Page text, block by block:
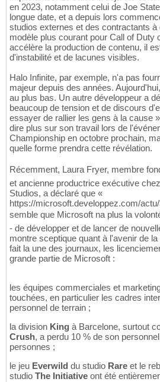
en 2023, notamment celui de Joe
longue date, et a depuis lors
studios externes et des contractants
modèle plus courant pour Call of Duty
accélère la production de contenu, il
d'instabilité et de lacunes visibles.
Halo Infinite, par exemple, n'a pas
majeur depuis des années.
au plus bas. Un autre développeur a
beaucoup de tension et de discours
essayer de rallier les gens à la cause
dire plus sur son travail lors de
Championship en octobre prochain,
quelle forme prendra cette révélation.
Récemment, Laura Fryer, membre
et ancienne productrice exécutive
Studios, a déclaré que «
https://microsoft.developpez.com/
semble que Microsoft na plus la
- de développer et de lancer de
montre sceptique quant à l'avenir de
fait la une des journaux, les
grande partie de Microsoft :
les équipes commerciales et
touchées, en particulier les cadres
personnel de terrain ;
la division King à Barcelone, surtout
Crush, a perdu 10 % de son
personnes ;
le jeu Everwild du studio Rare et le
studio The Initiative ont été